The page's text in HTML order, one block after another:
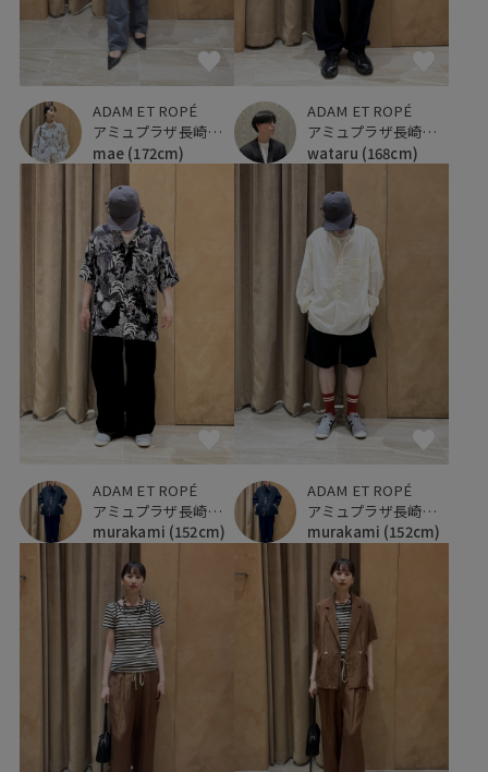
ADAM ET ROPÉ
アミュプラザ長崎新館
mae (172cm)
ADAM ET ROPÉ
アミュプラザ長崎新館
wataru (168cm)
ADAM ET ROPÉ
アミュプラザ長崎新館
murakami (152cm)
ADAM ET ROPÉ
アミュプラザ長崎新館
murakami (152cm)